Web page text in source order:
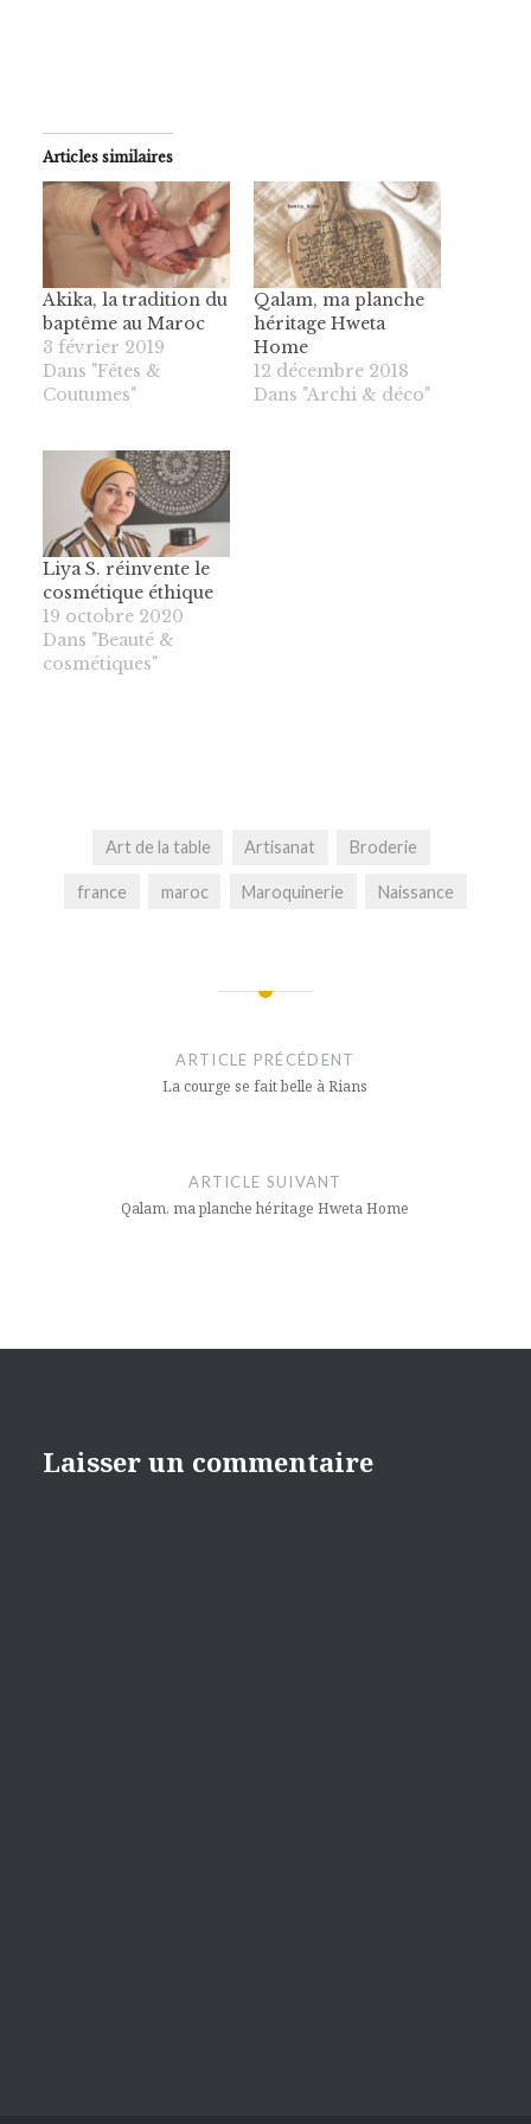
Articles similaires
Akika, la tradition du
baptême au Maroc
3 février 2019
Dans "Fêtes &
Coutumes"
Qalam, ma planche
héritage Hweta
Home
12 décembre 2018
Dans "Archi & déco"
Liya S. réinvente le
cosmétique éthique
19 octobre 2020
Dans "Beauté &
cosmétiques"
Art de la table Artisanat Broderie
france maroc Maroquinerie Naissance
ARTICLE PRÉCÉDENT
La courge se fait belle à Rians
ARTICLE SUIVANT
Qalam, ma planche héritage Hweta Home
Laisser un commentaire